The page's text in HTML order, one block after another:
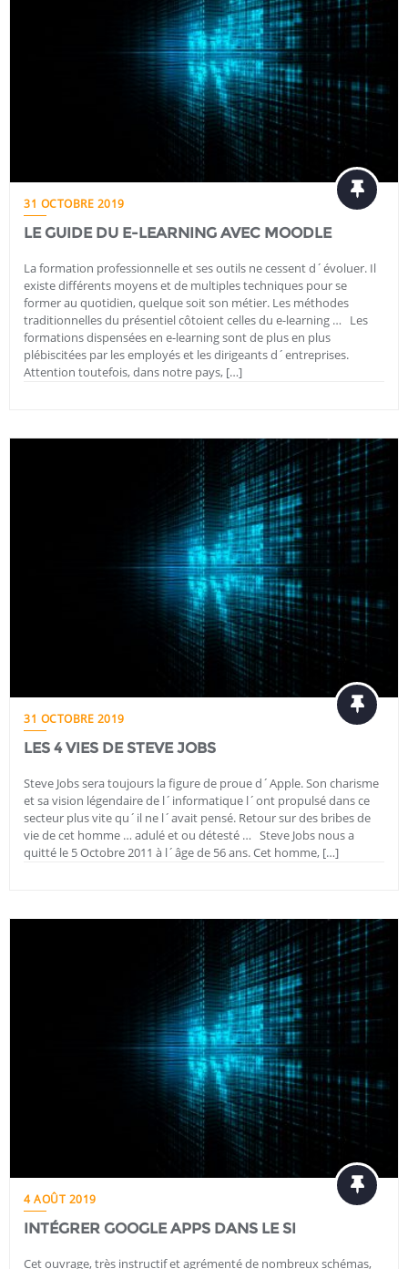
31 OCTOBRE 2019
LE GUIDE DU E-LEARNING AVEC MOODLE
La formation professionnelle et ses outils ne cessent d´évoluer. Il
existe différents moyens et de multiples techniques pour se
former au quotidien, quelque soit son métier. Les méthodes
traditionnelles du présentiel côtoient celles du e-learning … Les
formations dispensées en e-learning sont de plus en plus
plébiscitées par les employés et les dirigeants d´entreprises.
Attention toutefois, dans notre pays, […]
31 OCTOBRE 2019
LES 4 VIES DE STEVE JOBS
Steve Jobs sera toujours la figure de proue d´Apple. Son charisme
et sa vision légendaire de l´informatique l´ont propulsé dans ce
secteur plus vite qu´il ne l´avait pensé. Retour sur des bribes de
vie de cet homme … adulé et ou détesté … Steve Jobs nous a
quitté le 5 Octobre 2011 à l´âge de 56 ans. Cet homme, […]
4 AOÛT 2019
INTÉGRER GOOGLE APPS DANS LE SI
Cet ouvrage, très instructif et agrémenté de nombreux schémas,